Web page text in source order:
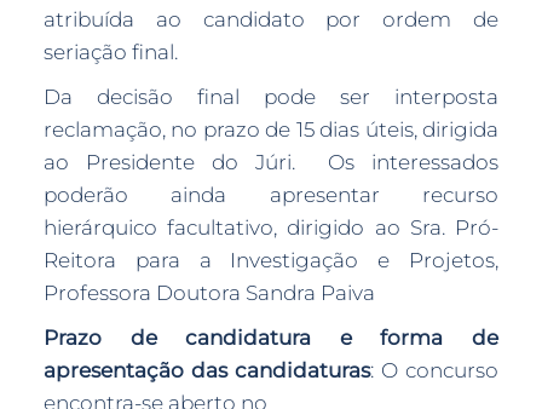
atribuída ao candidato por ordem de
seriação final.
Da decisão final pode ser interposta
reclamação, no prazo de 15 dias úteis, dirigida
ao Presidente do Júri. Os interessados
poderão ainda apresentar recurso
hierárquico facultativo, dirigido ao Sra. Pró-
Reitora para a Investigação e Projetos,
Professora Doutora Sandra Paiva
Prazo de candidatura e forma de
apresentação das candidaturas: O concurso
encontra-se aberto no